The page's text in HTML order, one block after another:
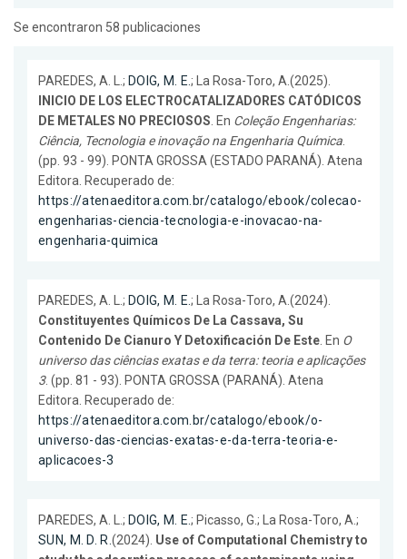
Se encontraron 58 publicaciones
PAREDES, A. L.; DOIG, M. E.; La Rosa-Toro, A.(2025).
INICIO DE LOS ELECTROCATALIZADORES CATÓDICOS
DE METALES NO PRECIOSOS. En Coleção Engenharias:
Ciência, Tecnologia e inovação na Engenharia Química.
(pp. 93 - 99). PONTA GROSSA (ESTADO PARANÁ). Atena
Editora. Recuperado de:
https://atenaeditora.com.br/catalogo/ebook/colecao-
engenharias-ciencia-tecnologia-e-inovacao-na-
engenharia-quimica
PAREDES, A. L.; DOIG, M. E.; La Rosa-Toro, A.(2024).
Constituyentes Químicos De La Cassava, Su
Contenido De Cianuro Y Detoxificación De Este. En O
universo das ciências exatas e da terra: teoria e aplicações
3. (pp. 81 - 93). PONTA GROSSA (PARANÁ). Atena
Editora. Recuperado de:
https://atenaeditora.com.br/catalogo/ebook/o-
universo-das-ciencias-exatas-e-da-terra-teoria-e-
aplicacoes-3
PAREDES, A. L.; DOIG, M. E.; Picasso, G.; La Rosa-Toro, A.;
SUN, M. D. R.(2024). Use of Computational Chemistry to